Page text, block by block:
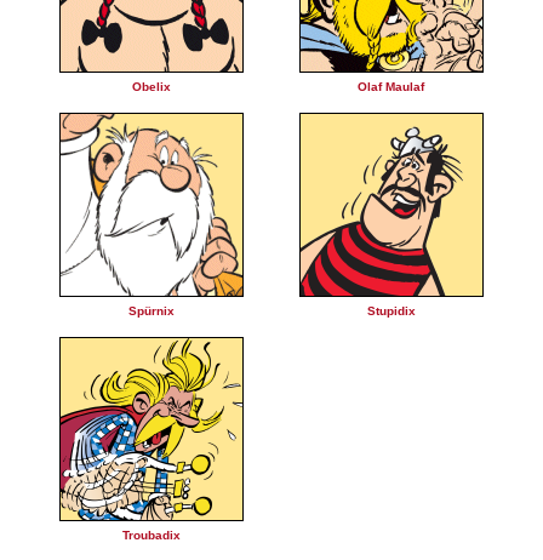
Obelix Olaf Maulaf
Spürnix Stupidix
Troubadix